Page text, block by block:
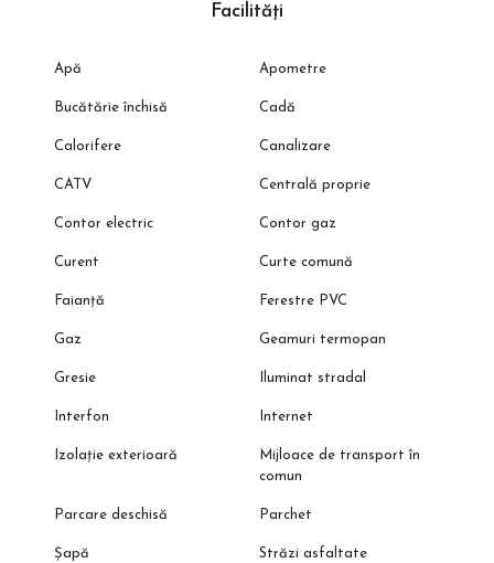
Facilități
Apă Apometre
Bucătărie închisă Cadă
Calorifere Canalizare
CATV Centrală proprie
Contor electric Contor gaz
Curent Curte comună
Faianță Ferestre PVC
Gaz Geamuri termopan
Gresie Iluminat stradal
Interfon Internet
Izolație exterioară
Mijloace de transport în
comun
Parcare deschisă Parchet
Șapă Străzi asfaltate